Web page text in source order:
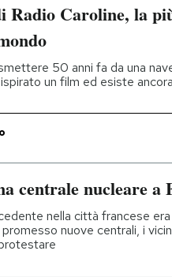
Radio Caroline, la
50 anni fa da una
un film ed esiste
centrale nucleare a
nella città francese
nuove centrali, i